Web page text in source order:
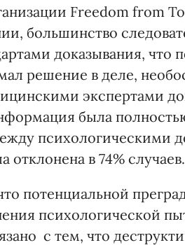
Freedom from
большинство
доказывания, что
решение в деле,
экспертами
была
психологическими
отклонена в 74% случаев.
потенциальной
психологической
с тем, что